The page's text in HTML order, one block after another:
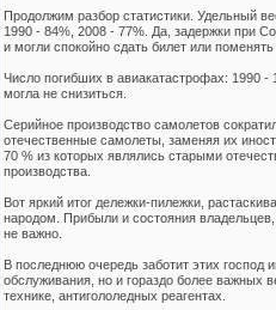
Продолжим разбор статистики. Удельный
1990 - 84%, 2008 - 77%. Да, задержки при
и могли спокойно сдать билет или поменять
Число погибших в авиакатастрофах: 1990
могла не снизиться.
Серийное производство самолетов
отечественные самолеты, заменяя их
70 % из которых являлись старыми
производства.
Вот яркий итог дележки-пилежки,
народом. Прибыли и состояния
не важно.
В последнюю очередь заботит этих господ
обслуживания, но и гораздо более важных
технике, антигололедных реагентах.